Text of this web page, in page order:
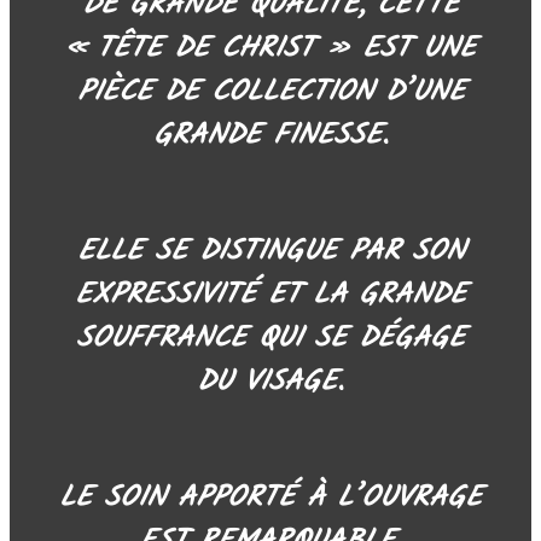
« TÊTE DE CHRIST » EST UNE
PIÈCE DE COLLECTION D’UNE
GRANDE FINESSE.
ELLE SE DISTINGUE PAR SON
EXPRESSIVITÉ ET LA GRANDE
SOUFFRANCE QUI SE DÉGAGE
DU VISAGE.
LE SOIN APPORTÉ À L’OUVRAGE